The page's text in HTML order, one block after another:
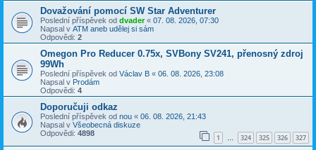
Dovažování pomocí SW Star Adventurer
Poslední příspěvek od dvader« 07. 08. 2026, 07:30
Napsal v ATM aneb udělej si sám
Odpovědi: 2
Omegon Pro Reducer 0.75x, SVBony SV241, přenosný zdroj
99Wh
Poslední příspěvek od Václav B « 06. 08. 2026, 23:08
Napsal v Prodám
Odpovědi: 4
Doporučuji odkaz
Poslední příspěvek od nou « 06. 08. 2026, 21:43
Napsal v Všeobecná diskuze
Odpovědi: 4898 1 … 324 325 326 327